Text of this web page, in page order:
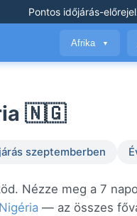
Pontos időjárás-
Afrika ▼
🇳🇬
szeptemberben
Nézze meg a 7
Nigéria — az összes